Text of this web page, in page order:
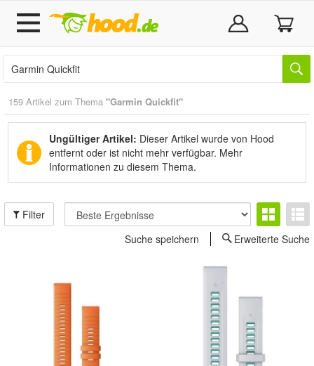
159 Artikel zum Thema "Garmin Quickfit"
Ungültiger Artikel: Dieser Artikel wurde von Hood
entfernt oder ist nicht mehr verfügbar. Mehr
Informationen zu diesem Thema.
Filter
Suche speichern
Erweiterte Suche